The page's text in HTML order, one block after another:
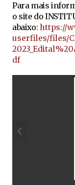
Para mais
o site do
abaixo: https://
userfiles/files/
df